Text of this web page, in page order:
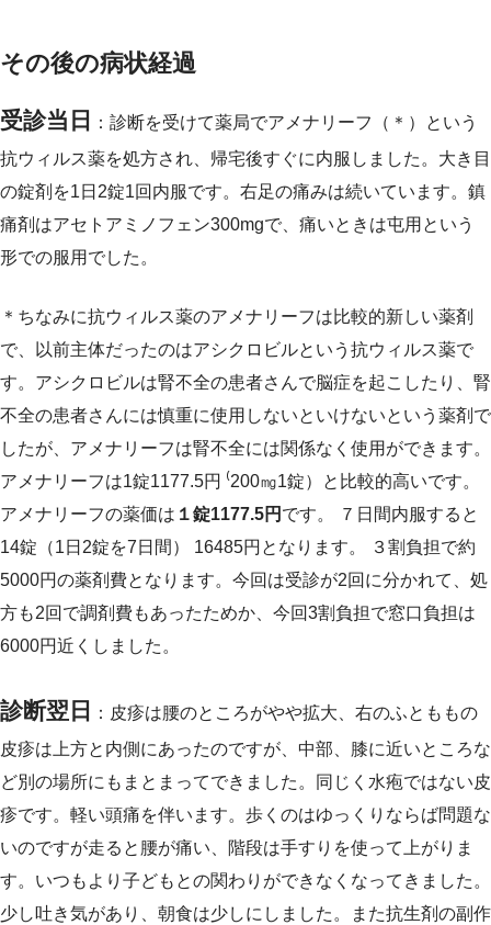
その後の病状経過
受診当日
：診断を受けて薬局でアメナリーフ（＊）という
抗ウィルス薬を処方され、帰宅後すぐに内服しました。大き目
の錠剤を1日2錠1回内服です。右足の痛みは続いています。鎮
痛剤はアセトアミノフェン300mgで、痛いときは屯用という
形での服用でした。
＊ちなみに抗ウィルス薬のアメナリーフは比較的新しい薬剤
で、以前主体だったのはアシクロビルという抗ウィルス薬で
す。アシクロビルは腎不全の患者さんで脳症を起こしたり、腎
不全の患者さんには慎重に使用しないといけないという薬剤で
したが、アメナリーフは腎不全には関係なく使用ができます。
アメナリーフは1錠1177.5円 ⁽200㎎1錠）と比較的高いです。
アメナリーフの薬価は １錠1177.5円 です。 ７日間内服すると
14錠（1日2錠を7日間） 16485円となります。 ３割負担で約
5000円の薬剤費となります。今回は受診が2回に分かれて、処
方も2回で調剤費もあったためか、今回3割負担で窓口負担は
6000円近くしました。
診断翌日
：皮疹は腰のところがやや拡大、右のふとももの
皮疹は上方と内側にあったのですが、中部、膝に近いところな
ど別の場所にもまとまってできました。同じく水疱ではない皮
疹です。軽い頭痛を伴います。歩くのはゆっくりならば問題な
いのですが走ると腰が痛い、階段は手すりを使って上がりま
す。いつもより子どもとの関わりができなくなってきました。
少し吐き気があり、朝食は少しにしました。また抗生剤の副作